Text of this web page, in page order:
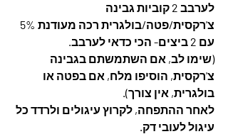
לערבב 2 קוביות גבינה
עם 2 ביצים- הכי כדאי לערבב.
(שימו לב, אם השתמשתם בגבינה
צ'רקסית, הוסיפו מלח, אם בפטה או
בולגרית, אין צורך).
לאחר ההתפחה, לקרוץ עיגולים ולרדד כל
עיגול לעובי דק.